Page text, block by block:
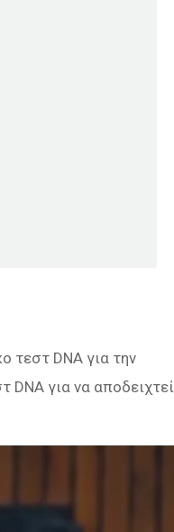
τεστ DNA για την
DNA για να αποδειχτεί